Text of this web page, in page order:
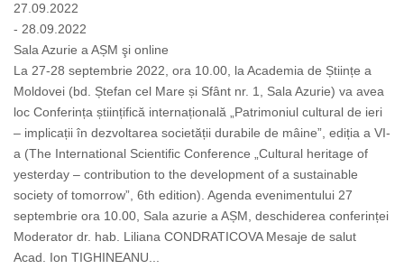
27.09.2022
- 28.09.2022
Sala Azurie a AȘM şi online
La 27-28 septembrie 2022, ora 10.00, la Academia de Științe a
Moldovei (bd. Ștefan cel Mare și Sfânt nr. 1, Sala Azurie) va avea
loc Conferința științifică internațională „Patrimoniul cultural de ieri
– implicații în dezvoltarea societății durabile de mâine”, ediția a VI-
a (The International Scientific Conference „Cultural heritage of
yesterday – contribution to the development of a sustainable
society of tomorrow”, 6th edition). Agenda evenimentului 27
septembrie ora 10.00, Sala azurie a AȘM, deschiderea conferinței
Moderator dr. hab. Liliana CONDRATICOVA Mesaje de salut
Acad. Ion TIGHINEANU...